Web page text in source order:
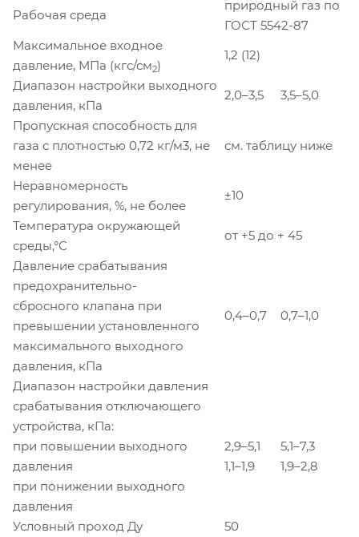
Рабочая среда
природный газ по
ГОСТ 5542-87
Максимальное входное
давление, МПа (кгс/см2)
1,2 (12)
Диапазон настройки выходного
давления, кПа
2,0–3,5
3,5–5,0
Пропускная способность для
газа с плотностью 0,72 кг/м3, не
менее
см. таблицу ниже
Неравномерность
регулирования, %, не более
±10
Температура окружающей
среды,°С
от +5 до + 45
Давление срабатывания
предохранительно-
сбросного клапана при
превышении установленного
максимального выходного
давления, кПа
0,4–0,7 0,7–1,0
Диапазон настройки давления
срабатывания отключающего
устройства, кПа:
при повышении выходного
давления
при понижении выходного
давления
2,9–5,1
1,1–1,9
5,1–7,3
1,9–2,8
Условный проход Ду
50